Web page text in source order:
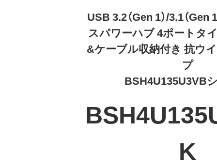
USB 3.2（Gen 1）/3.1（Gen
スパワーハブ 4ポートタ
&ケーブル収納付き 抗ウ
プ
BSH4U135U3VB
K